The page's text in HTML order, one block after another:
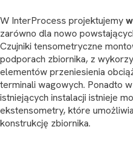
W InterProcess projektujemy
zarówno dla nowo
Czujniki tensometryczne
podporach zbiornika, z
elementów przeniesienia
terminali wagowych. Ponadto
istniejących instalacji istnieje
ekstensometry, które
konstrukcję zbiornika.